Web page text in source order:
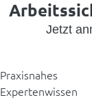
Jetzt
Praxisnahes
Expertenwissen